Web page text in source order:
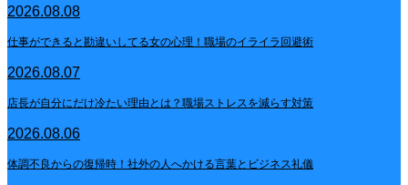
2026.08.08
仕事ができると勘違いしてる女の心理！職場のイライラ回避術
2026.08.07
店長が自分にだけ冷たい理由とは？職場ストレスを減らす対策
2026.08.06
体調不良からの復帰時！社外の人へかける言葉とビジネス礼儀